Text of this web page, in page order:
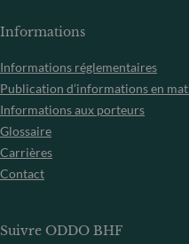
Informations
Informations réglementaires
Publication d’informations en
Informations aux porteurs
Glossaire
Carrières
Contact
Suivre ODDO BHF